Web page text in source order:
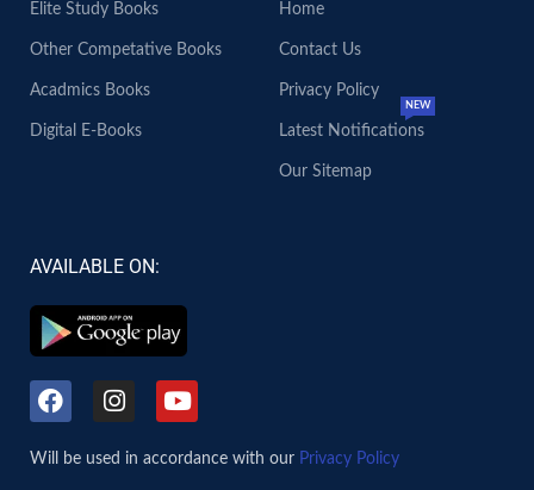
Elite Study Books
Other Competative Books
Acadmics Books
Digital E-Books
Home
Contact Us
Privacy Policy
Latest Notifications
NEW
Our Sitemap
AVAILABLE ON:
Will be used in accordance with our Privacy Policy